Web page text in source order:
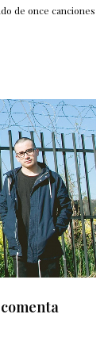
de once canciones